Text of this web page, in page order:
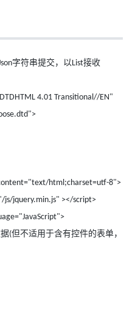
字符串提交，以List接收
4.01 Transitional//EN"
html;charset=utf-8">
js/jquery.min.js" ></script>
(但不适用于含有控件的表单，